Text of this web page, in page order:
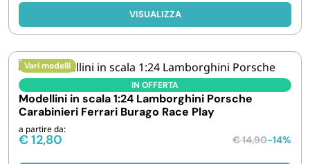
VISUALIZZA
IN OFFERTA
Vari modelli
Modellini in scala 1:24 Lamborghini Porsche
Carabinieri Ferrari Burago Race Play
a partire da:
€12,80 €14,90-14%